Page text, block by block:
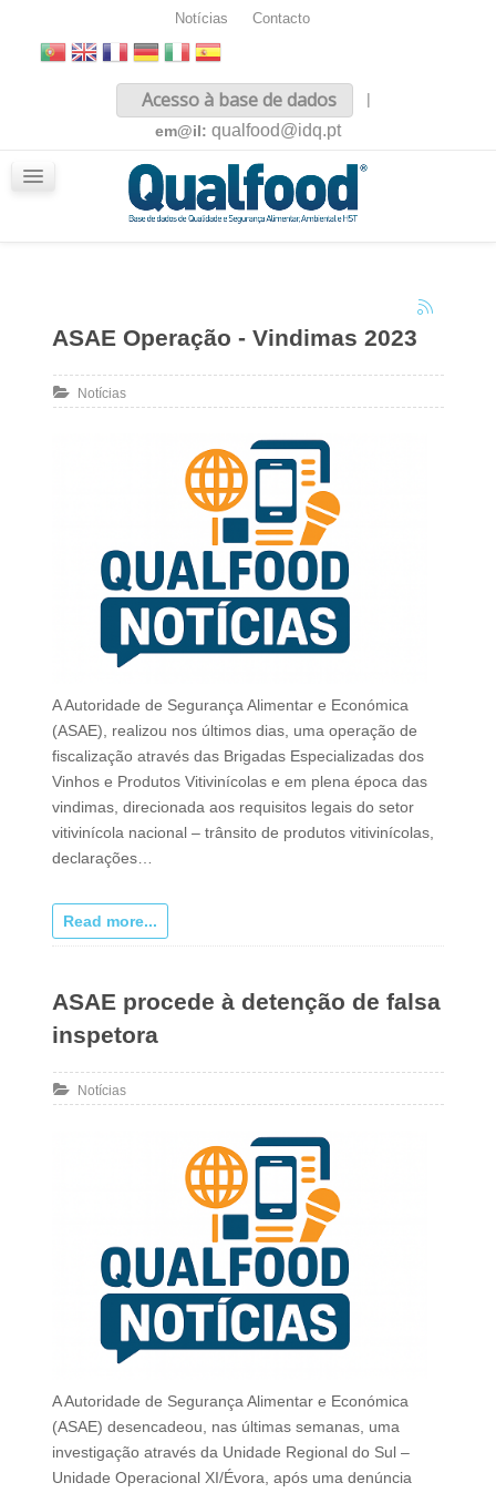
Notícias Contacto
Acesso à base de dados
|
em@il: qualfood@idq.pt
ASAE Operação - Vindimas 2023
Notícias
A Autoridade de Segurança Alimentar e Económica
(ASAE), realizou nos últimos dias, uma operação de
fiscalização através das Brigadas Especializadas dos
Vinhos e Produtos Vitivinícolas e em plena época das
vindimas, direcionada aos requisitos legais do setor
vitivinícola nacional – trânsito de produtos vitivinícolas,
declarações…
Read more...
ASAE procede à detenção de falsa
inspetora
Notícias
A Autoridade de Segurança Alimentar e Económica
(ASAE) desencadeou, nas últimas semanas, uma
investigação através da Unidade Regional do Sul –
Unidade Operacional XI/Évora, após uma denúncia